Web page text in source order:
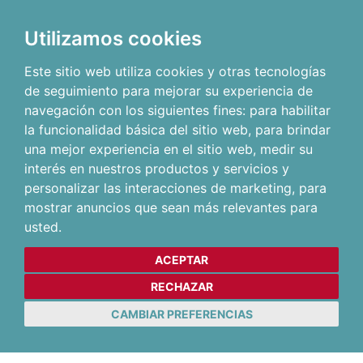
Utilizamos cookies
Este sitio web utiliza cookies y otras tecnologías
de seguimiento para mejorar su experiencia de
navegación con los siguientes fines: para habilitar
la funcionalidad básica del sitio web, para brindar
una mejor experiencia en el sitio web, medir su
interés en nuestros productos y servicios y
personalizar las interacciones de marketing, para
mostrar anuncios que sean más relevantes para
usted.
ACEPTAR
RECHAZAR
CAMBIAR PREFERENCIAS